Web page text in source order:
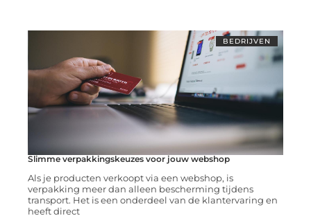
BEDRIJVEN
Slimme verpakkingskeuzes voor jouw webshop
Als je producten verkoopt via een webshop, is
verpakking meer dan alleen bescherming tijdens
transport. Het is een onderdeel van de klantervaring en
heeft direct